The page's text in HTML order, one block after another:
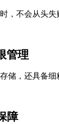
，不会从头
管理
储，还具备
障